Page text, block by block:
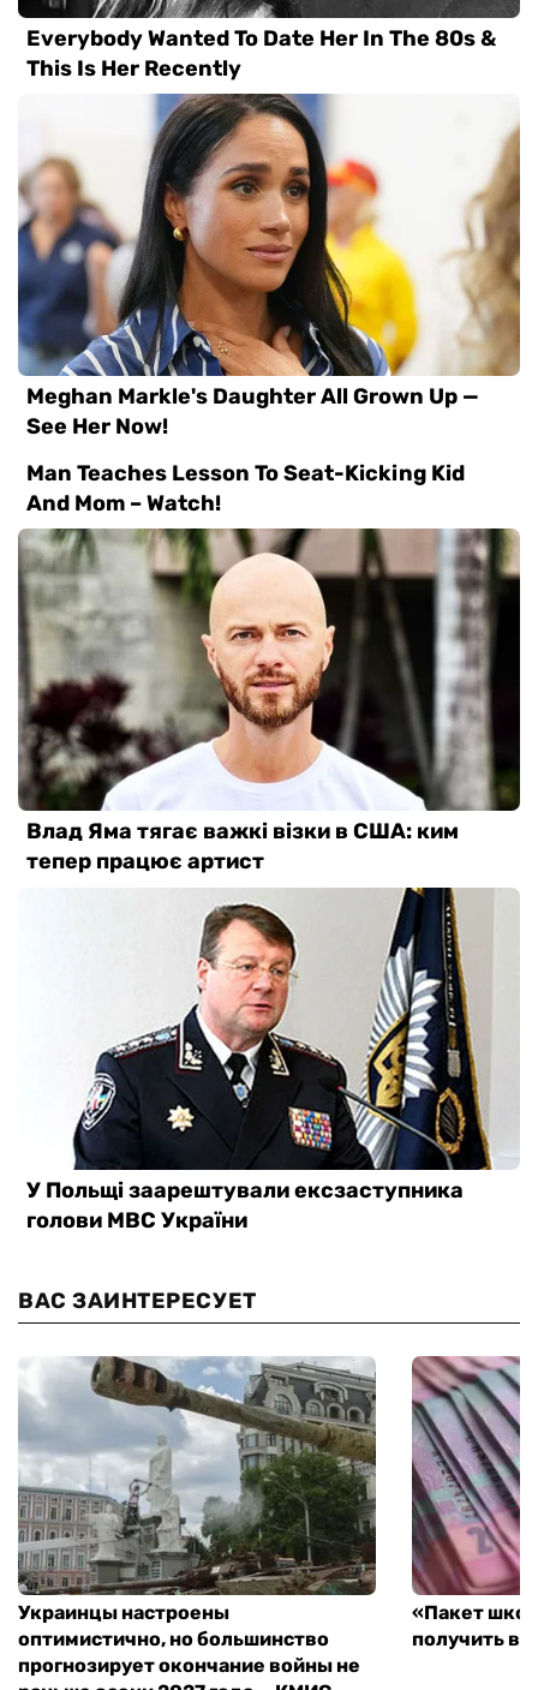
ВАС ЗАИНТЕРЕСУЕТ
Украинцы настроены
оптимистично, но большинство
прогнозирует окончание войны не
«Пакет
получить